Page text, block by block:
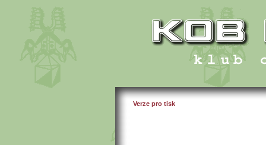
Verze pro tisk